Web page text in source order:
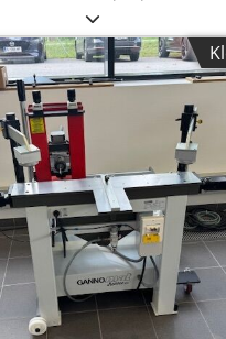
sofort geliefert werden.
- sofort verfügbar -
Breite von 150 -
Tiefe von 150 -
300/700/1100/1400/1800/
Variable
1900/2200 dN(kg) des oberen
Bedienung ueber 6
Presszeitvorwahl
Beschickungshoehe 300
steht bei uns in der
werden. Standort: ab